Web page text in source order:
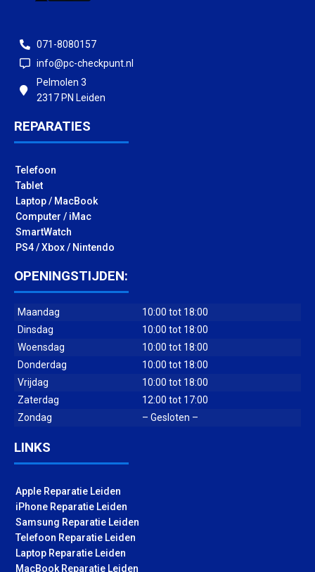
071-8080157
info@pc-checkpunt.nl
Pelmolen 3
2317 PN Leiden
REPARATIES
Telefoon
Tablet
Laptop / MacBook
Computer / iMac
SmartWatch
PS4 / Xbox / Nintendo
OPENINGSTIJDEN:
Maandag
10:00 tot 18:00
Dinsdag
10:00 tot 18:00
Woensdag
10:00 tot 18:00
Donderdag
10:00 tot 18:00
Vrijdag
10:00 tot 18:00
Zaterdag
12:00 tot 17:00
Zondag
– Gesloten –
LINKS
Apple Reparatie Leiden
iPhone Reparatie Leiden
Samsung Reparatie Leiden
Telefoon Reparatie Leiden
Laptop Reparatie Leiden
MacBook Reparatie Leiden